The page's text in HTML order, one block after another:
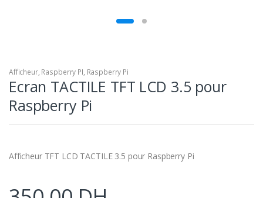
Afficheur, Raspberry PI, Raspberry Pi
Ecran TACTILE TFT LCD 3.5 pour
Raspberry Pi
Afficheur TFT LCD TACTILE 3.5 pour Raspberry Pi